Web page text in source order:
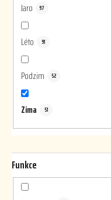
Jaro 97
Léto 91
Podzim 52
Zima 51
Funkce